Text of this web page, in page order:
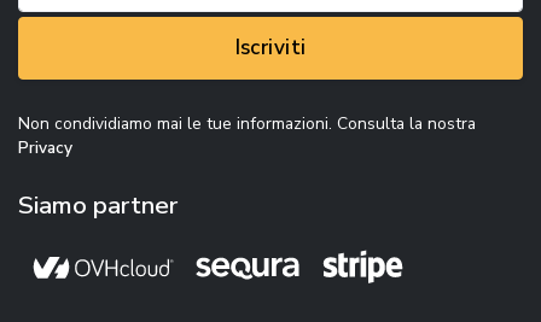
Iscriviti
Non condividiamo mai le tue informazioni. Consulta la nostra
Privacy
Siamo partner